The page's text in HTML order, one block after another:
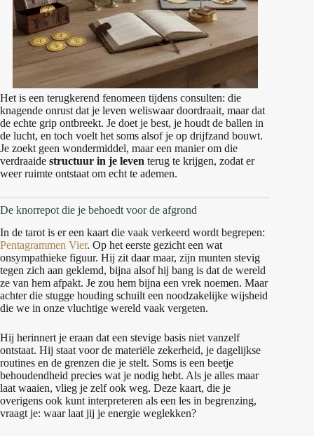
Het is een terugkerend fenomeen tijdens consulten: die
knagende onrust dat je leven weliswaar doordraait, maar dat
de echte grip ontbreekt. Je doet je best, je houdt de ballen in
de lucht, en toch voelt het soms alsof je op drijfzand bouwt.
Je zoekt geen wondermiddel, maar een manier om die
verdraaide structuur in je leven terug te krijgen, zodat er
weer ruimte ontstaat om echt te ademen.
De knorrepot die je behoedt voor de afgrond
In de tarot is er een kaart die vaak verkeerd wordt begrepen:
Pentagrammen Vier. Op het eerste gezicht een wat
onsympathieke figuur. Hij zit daar maar, zijn munten stevig
tegen zich aan geklemd, bijna alsof hij bang is dat de wereld
ze van hem afpakt. Je zou hem bijna een vrek noemen. Maar
achter die stugge houding schuilt een noodzakelijke wijsheid
die we in onze vluchtige wereld vaak vergeten.
Hij herinnert je eraan dat een stevige basis niet vanzelf
ontstaat. Hij staat voor de materiële zekerheid, je dagelijkse
routines en de grenzen die je stelt. Soms is een beetje
behoudendheid precies wat je nodig hebt. Als je alles maar
laat waaien, vlieg je zelf ook weg. Deze kaart, die je
overigens ook kunt interpreteren als een les in begrenzing,
vraagt je: waar laat jij je energie weglekken?